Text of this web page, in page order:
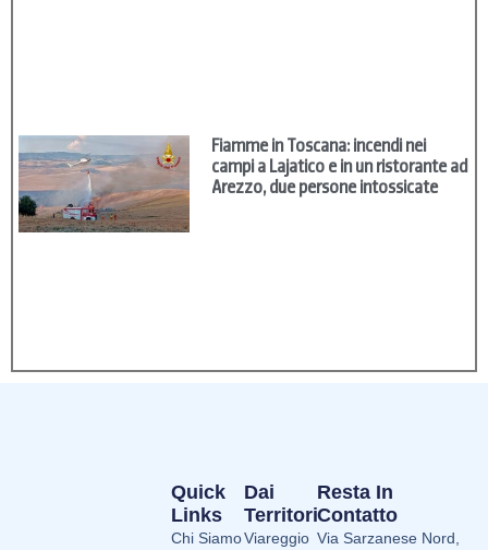
Fiamme in Toscana: incendi nei
campi a Lajatico e in un ristorante ad
Arezzo, due persone intossicate
Dai
Territori
Viareggio
Quick
Links
Chi Siamo
Resta In
Contatto
Via Sarzanese Nord,